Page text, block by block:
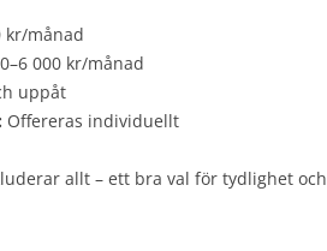
kr/månad
000 kr/månad
uppåt
Offereras individuellt
allt – ett bra val för tydlighet och